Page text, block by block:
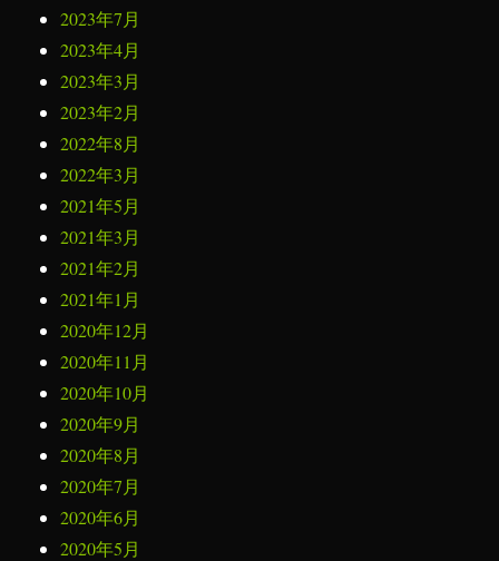
2023年7月
2023年4月
2023年3月
2023年2月
2022年8月
2022年3月
2021年5月
2021年3月
2021年2月
2021年1月
2020年12月
2020年11月
2020年10月
2020年9月
2020年8月
2020年7月
2020年6月
2020年5月